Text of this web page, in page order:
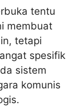
tentu
membuat
tetapi
spesifik
sistem
komunis